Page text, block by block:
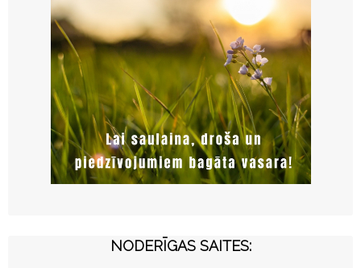
NODERĪGAS SAITES: